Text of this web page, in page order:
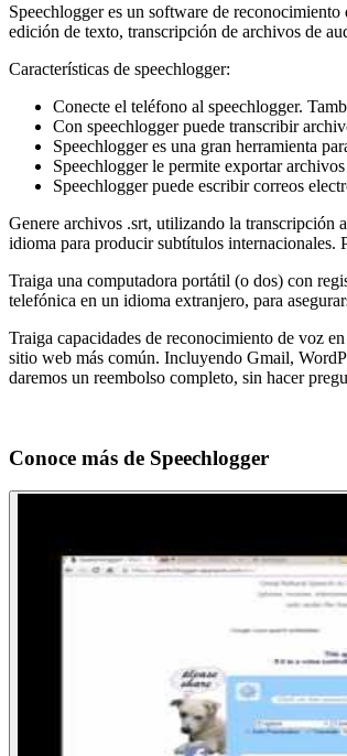
Speechlogger es un software de
edición de texto, transcripción de archivos de
Características de speechlogger:
Conecte el teléfono al speechlogger.
Con speechlogger puede transcribir
Speechlogger es una gran herramienta
Speechlogger le permite exportar
Speechlogger puede escribir correos
Genere archivos .srt, utilizando la transcripción
idioma para producir subtítulos internacionales.
Traiga una computadora portátil (o dos) con
telefónica en un idioma extranjero, para
Traiga capacidades de reconocimiento de voz
sitio web más común. Incluyendo Gmail,
daremos un reembolso completo, sin hacer
Conoce más de Speechlogger